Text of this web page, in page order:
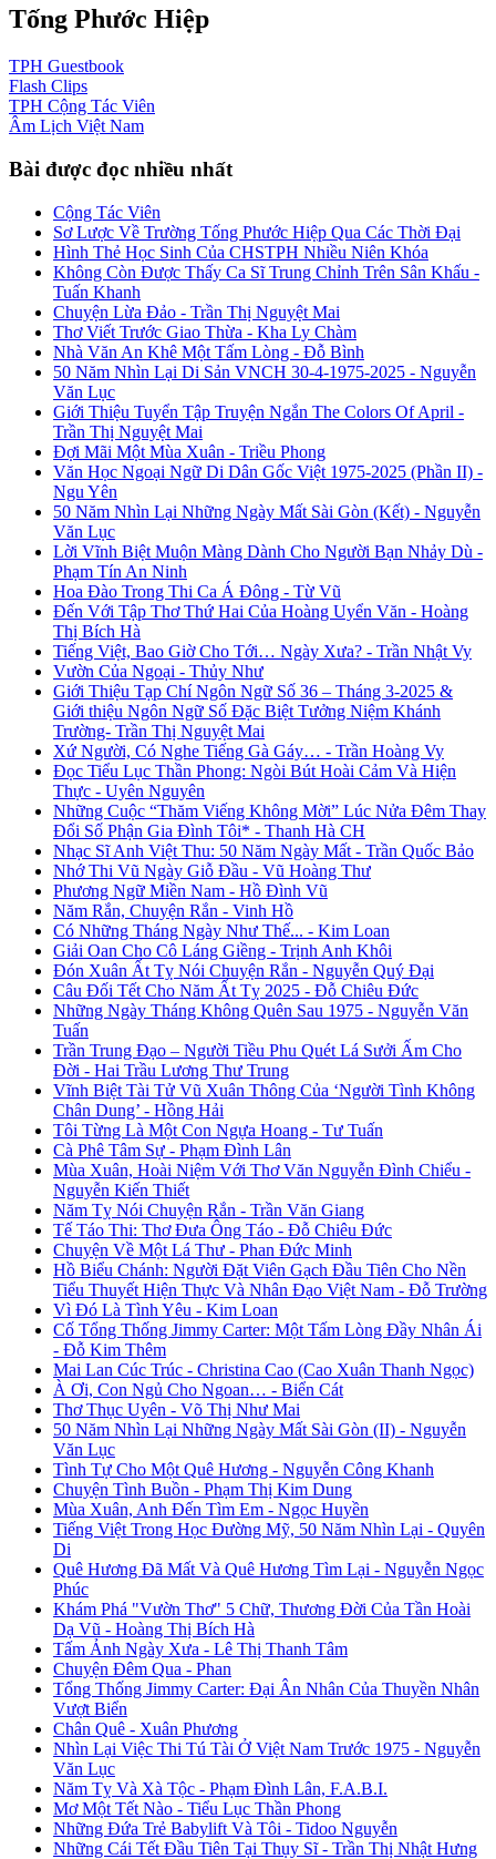
Tống Phước Hiệp
TPH Guestbook
Flash Clips
TPH Cộng Tác Viên
Âm Lịch Việt Nam
Bài được đọc nhiều nhất
Cộng Tác Viên
Sơ Lược Về Trường Tống Phước Hiệp Qua Các Thời Đại
Hình Thẻ Học Sinh Của CHSTPH Nhiều Niên Khóa
Không Còn Được Thấy Ca Sĩ Trung Chỉnh Trên Sân Khấu -
Tuấn Khanh
Chuyện Lừa Đảo - Trần Thị Nguyệt Mai
Thơ Viết Trước Giao Thừa - Kha Ly Chàm
Nhà Văn An Khê Một Tấm Lòng - Đỗ Bình
50 Năm Nhìn Lại Di Sản VNCH 30-4-1975-2025 - Nguyễn
Văn Lục
Giới Thiệu Tuyển Tập Truyện Ngắn The Colors Of April -
Trần Thị Nguyệt Mai
Đợi Mãi Một Mùa Xuân - Triều Phong
Văn Học Ngoại Ngữ Di Dân Gốc Việt 1975-2025 (Phần II) -
Ngu Yên
50 Năm Nhìn Lại Những Ngày Mất Sài Gòn (Kết) - Nguyễn
Văn Lục
Lời Vĩnh Biệt Muộn Màng Dành Cho Người Bạn Nhảy Dù -
Phạm Tín An Ninh
Hoa Đào Trong Thi Ca Á Đông - Từ Vũ
Đến Với Tập Thơ Thứ Hai Của Hoàng Uyển Văn - Hoàng
Thị Bích Hà
Tiếng Việt, Bao Giờ Cho Tới… Ngày Xưa? - Trần Nhật Vy
Vườn Của Ngoại - Thủy Như
Giới Thiệu Tạp Chí Ngôn Ngữ Số 36 – Tháng 3-2025 &
Giới thiệu Ngôn Ngữ Số Đặc Biệt Tưởng Niệm Khánh
Trường- Trần Thị Nguyệt Mai
Xứ Người, Có Nghe Tiếng Gà Gáy… - Trần Hoàng Vy
Đọc Tiểu Lục Thần Phong: Ngòi Bút Hoài Cảm Và Hiện
Thực - Uyên Nguyên
Những Cuộc “Thăm Viếng Không Mời” Lúc Nửa Đêm Thay
Đổi Số Phận Gia Đình Tôi* - Thanh Hà CH
Nhạc Sĩ Anh Việt Thu: 50 Năm Ngày Mất - Trần Quốc Bảo
Nhớ Thi Vũ Ngày Giỗ Đầu - Vũ Hoàng Thư
Phương Ngữ Miền Nam - Hồ Đình Vũ
Năm Rắn, Chuyện Rắn - Vinh Hồ
Có Những Tháng Ngày Như Thế... - Kim Loan
Giải Oan Cho Cô Láng Giềng - Trịnh Anh Khôi
Đón Xuân Ất Tỵ Nói Chuyện Rắn - Nguyễn Quý Đại
Câu Đối Tết Cho Năm Ất Tỵ 2025 - Đỗ Chiêu Đức
Những Ngày Tháng Không Quên Sau 1975 - Nguyễn Văn
Tuấn
Trần Trung Đạo – Người Tiều Phu Quét Lá Sưởi Ấm Cho
Đời - Hai Trầu Lương Thư Trung
Vĩnh Biệt Tài Tử Vũ Xuân Thông Của ‘Người Tình Không
Chân Dung’ - Hồng Hải
Tôi Từng Là Một Con Ngựa Hoang - Tư Tuấn
Cà Phê Tâm Sự - Phạm Đình Lân
Mùa Xuân, Hoài Niệm Với Thơ Văn Nguyễn Đình Chiểu -
Nguyễn Kiến Thiết
Năm Tỵ Nói Chuyện Rắn - Trần Văn Giang
Tế Táo Thi: Thơ Đưa Ông Táo - Đỗ Chiêu Đức
Chuyện Về Một Lá Thư - Phan Đức Minh
Hồ Biểu Chánh: Người Đặt Viên Gạch Đầu Tiên Cho Nền
Tiểu Thuyết Hiện Thực Và Nhân Đạo Việt Nam - Đỗ Trường
Vì Đó Là Tình Yêu - Kim Loan
Cố Tổng Thống Jimmy Carter: Một Tấm Lòng Đầy Nhân Ái
- Đỗ Kim Thêm
Mai Lan Cúc Trúc - Christina Cao (Cao Xuân Thanh Ngọc)
À Ơi, Con Ngủ Cho Ngoan… - Biển Cát
Thơ Thục Uyên - Võ Thị Như Mai
50 Năm Nhìn Lại Những Ngày Mất Sài Gòn (II) - Nguyễn
Văn Lục
Tình Tự Cho Một Quê Hương - Nguyễn Công Khanh
Chuyện Tình Buồn - Phạm Thị Kim Dung
Mùa Xuân, Anh Đến Tìm Em - Ngọc Huyền
Tiếng Việt Trong Học Đường Mỹ, 50 Năm Nhìn Lại - Quyên
Di
Quê Hương Đã Mất Và Quê Hương Tìm Lại - Nguyễn Ngọc
Phúc
Khám Phá "Vườn Thơ" 5 Chữ, Thương Đời Của Tần Hoài
Dạ Vũ - Hoàng Thị Bích Hà
Tấm Ảnh Ngày Xưa - Lê Thị Thanh Tâm
Chuyện Đêm Qua - Phan
Tổng Thống Jimmy Carter: Đại Ân Nhân Của Thuyền Nhân
Vượt Biển
Chân Quê - Xuân Phương
Nhìn Lại Việc Thi Tú Tài Ở Việt Nam Trước 1975 - Nguyễn
Văn Lục
Năm Tỵ Và Xà Tộc - Phạm Đình Lân, F.A.B.I.
Mơ Một Tết Nào - Tiểu Lục Thần Phong
Những Đứa Trẻ Babylift Và Tôi - Tidoo Nguyễn
Những Cái Tết Đầu Tiên Tại Thụy Sĩ - Trần Thị Nhật Hưng